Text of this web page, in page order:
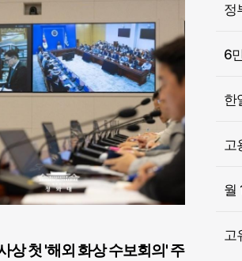
상 첫 '해외 화상 수보회의' 주
6
한
고
월
고